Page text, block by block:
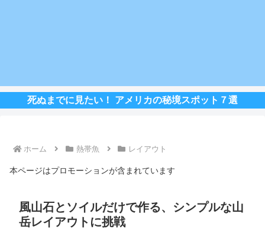
死ぬまでに見たい！ アメリカの秘境スポット７選
ホーム 熱帯魚 レイアウト
本ページはプロモーションが含まれています
風山石とソイルだけで作る、シンプルな山
岳レイアウトに挑戦